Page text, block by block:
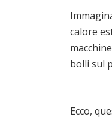
calore
bolli sul
Ecco,